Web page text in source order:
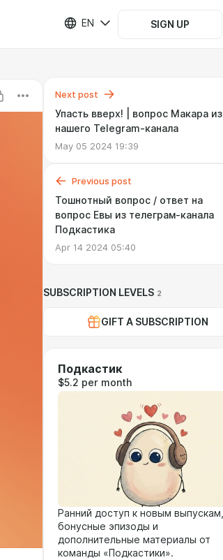
EN SIGN UP
Next post
Упасть вверх! | вопрос Макара из
нашего Telegram-канала
May 05 2024 19:39
Previous post
Тошнотный вопрос / ответ на
вопрос Евы из телеграм-канала
Подкастика
Apr 14 2024 05:40
SUBSCRIPTION LEVELS 2
GIFT A SUBSCRIPTION
Подкастик
$5.2 per month
Ранний доступ к новым выпускам,
бонусные эпизоды и
дополнительные материалы от
команды «Подкастики».